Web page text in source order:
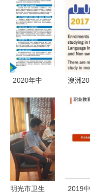
2020年中
大学涉外学
院全日制航
空服务职业
技能培训项
目招生简章
（非学历教
澳洲
仍占大
务悄然
明光市卫生
2019